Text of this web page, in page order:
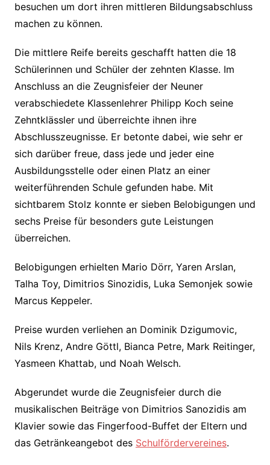
besuchen um dort ihren mittleren Bildungsabschluss
machen zu können.
Die mittlere Reife bereits geschafft hatten die 18
Schülerinnen und Schüler der zehnten Klasse. Im
Anschluss an die Zeugnisfeier der Neuner
verabschiedete Klassenlehrer Philipp Koch seine
Zehntklässler und überreichte ihnen ihre
Abschlusszeugnisse. Er betonte dabei, wie sehr er
sich darüber freue, dass jede und jeder eine
Ausbildungsstelle oder einen Platz an einer
weiterführenden Schule gefunden habe. Mit
sichtbarem Stolz konnte er sieben Belobigungen und
sechs Preise für besonders gute Leistungen
überreichen.
Belobigungen erhielten Mario Dörr, Yaren Arslan,
Talha Toy, Dimitrios Sinozidis, Luka Semonjek sowie
Marcus Keppeler.
Preise wurden verliehen an Dominik Dzigumovic,
Nils Krenz, Andre Göttl, Bianca Petre, Mark Reitinger,
Yasmeen Khattab, und Noah Welsch.
Abgerundet wurde die Zeugnisfeier durch die
musikalischen Beiträge von Dimitrios Sanozidis am
Klavier sowie das Fingerfood-Buffet der Eltern und
das Getränkeangebot des Schulfördervereines.